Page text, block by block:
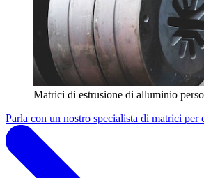
Matrici di estrusione di alluminio
Parla con un nostro specialista di matrici per